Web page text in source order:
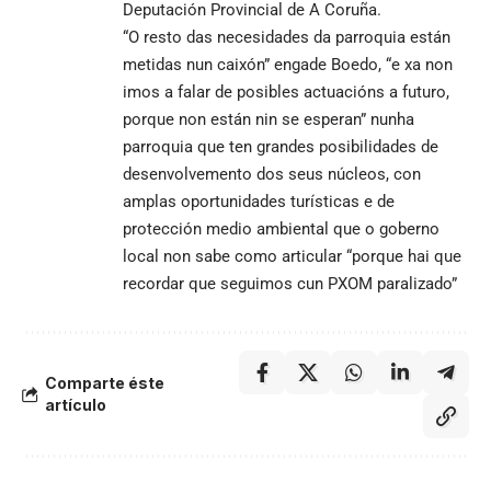
Deputación Provincial de A Coruña.
“O resto das necesidades da parroquia están
metidas nun caixón” engade Boedo, “e xa non
imos a falar de posibles actuacións a futuro,
porque non están nin se esperan” nunha
parroquia que ten grandes posibilidades de
desenvolvemento dos seus núcleos, con
amplas oportunidades turísticas e de
protección medio ambiental que o goberno
local non sabe como articular “porque hai que
recordar que seguimos cun PXOM paralizado”
Comparte éste
artículo